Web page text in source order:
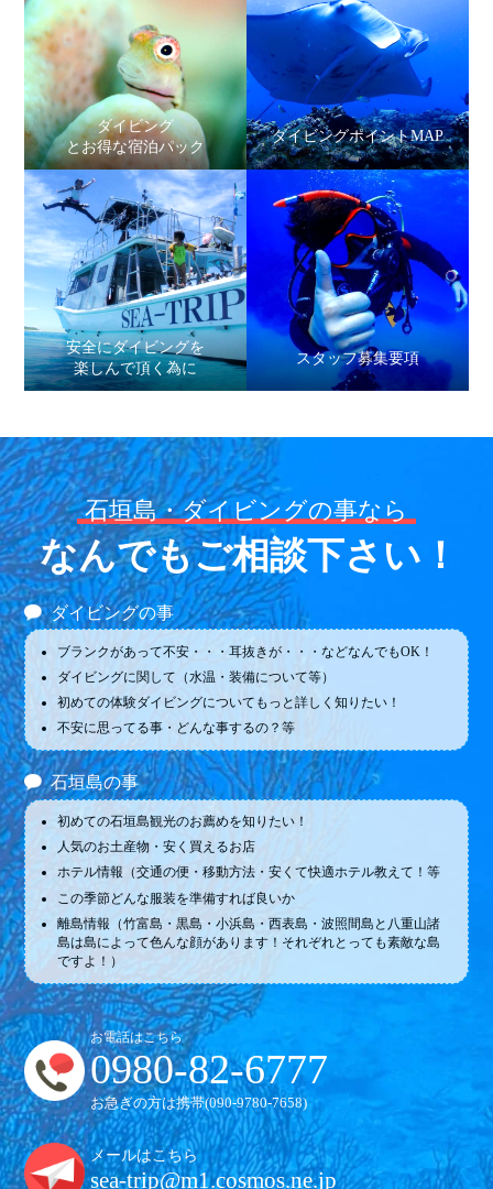
ダイビング
とお得な宿泊パック
ダイビングポイントMAP
安全にダイビングを
楽しんで頂く為に
スタッフ募集要項
石垣島・ダイビングの事なら
なんでもご相談下さい！
ダイビングの事
ブランクがあって不安・・・耳抜きが・・・などなんでもOK！
ダイビングに関して（水温・装備について等）
初めての体験ダイビングについてもっと詳しく知りたい！
不安に思ってる事・どんな事するの？等
石垣島の事
初めての石垣島観光のお薦めを知りたい！
人気のお土産物・安く買えるお店
ホテル情報（交通の便・移動方法・安くて快適ホテル教えて！等
この季節どんな服装を準備すれば良いか
離島情報（竹富島・黒島・小浜島・西表島・波照間島と八重山諸
島は島によって色んな顔があります！それぞれとっても素敵な島
ですよ！）
お電話はこちら
0980-82-6777
お急ぎの方は携帯(090-9780-7658)
メールはこちら
sea-trip@m1.cosmos.ne.jp